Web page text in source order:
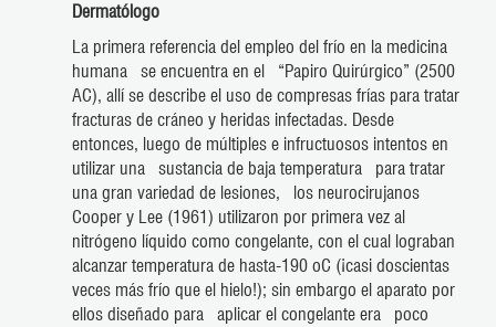
Dermatólogo
La primera referencia del empleo del frío en la medicina
humana se encuentra en el “Papiro Quirúrgico” (2500
AC), allí se describe el uso de compresas frías para tratar
fracturas de cráneo y heridas infectadas. Desde
entonces, luego de múltiples e infructuosos intentos en
utilizar una sustancia de baja temperatura para tratar
una gran variedad de lesiones, los neurocirujanos
Cooper y Lee (1961) utilizaron por primera vez al
nitrógeno líquido como congelante, con el cual lograban
alcanzar temperatura de hasta-190 oC (¡casi doscientas
veces más frío que el hielo!); sin embargo el aparato por
ellos diseñado para aplicar el congelante era poco